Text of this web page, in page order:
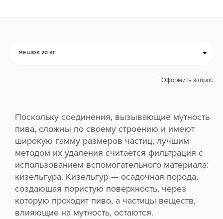
МЕШОК 20 КГ
Оформить запрос
Поскольку соединения, вызывающие мутность
пива, сложны по своему строению и имеют
широкую гамму размеров частиц, лучшим
методом их удаления считается фильтрация с
использованием вспомогательного материала:
кизельгура. Кизельгур — осадочная порода,
создающая пористую поверхность, через
которую проходит пиво, а частицы веществ,
влияющие на мутность, остаются.